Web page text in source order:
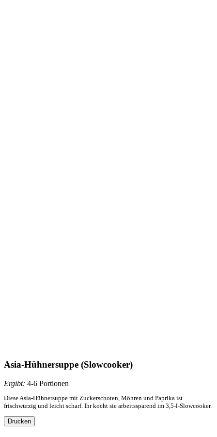
Asia-Hühnersuppe (Slowcooker)
Ergibt: 4-6 Portionen
Diese Asia-Hühnersuppe mit Zuckerschoten, Möhren und Paprika ist
frischwürzig und leicht scharf. Ihr kocht sie arbeitssparend im 3,5-l-Slowcooker.
Drucken